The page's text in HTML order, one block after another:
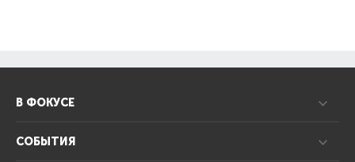
В ФОКУСЕ
СОБЫТИЯ